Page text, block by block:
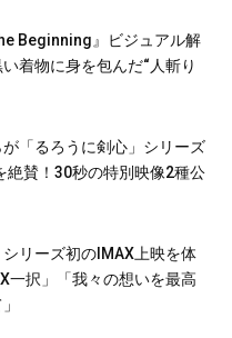
Beginning』ビジュアル解
着物に身を包んだ“人斬り
「るろうに剣心」シリーズ
絶賛！30秒の特別映像2種公
シリーズ初のIMAX上映を体
一択」「我々の想いを最高